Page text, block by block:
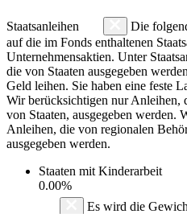
Staatsanleihen
Die
auf die im Fonds enthaltenen
Unternehmensaktien. Unter
die von Staaten ausgegeben
Geld leihen. Sie haben eine feste
Wir berücksichtigen nur Anleihen,
von Staaten, ausgegeben werden.
Anleihen, die von regionalen
ausgegeben werden.
Staaten mit Kinderarbeit
0.00%
Es wird die